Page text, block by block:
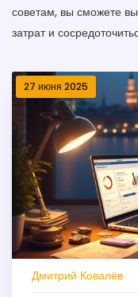
советам, вы сможете
затрат и
27 июня 2025
Дмитрий Ковалёв